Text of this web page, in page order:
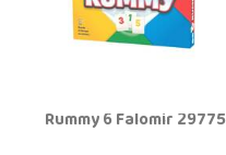
Rummy 6 Falomir 29775